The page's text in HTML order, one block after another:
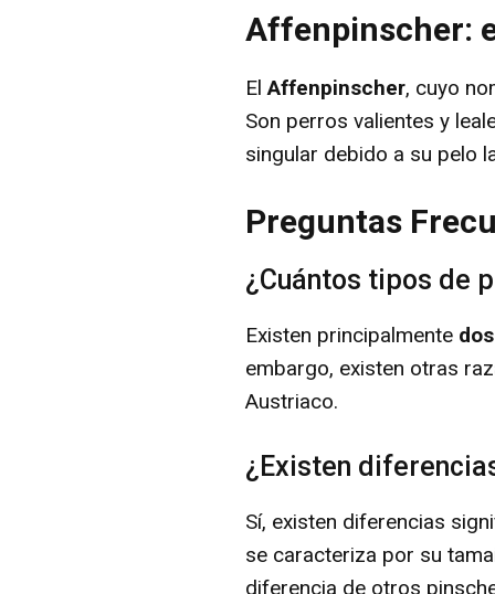
Affenpinscher:
El Affenpinscher, cuyo
Son perros valientes y
singular debido a su pelo
Preguntas
¿Cuántos tipos de
Existen principalmente
embargo, existen otras
Austriaco.
¿Existen
Sí, existen diferencias
se caracteriza por su
diferencia de otros